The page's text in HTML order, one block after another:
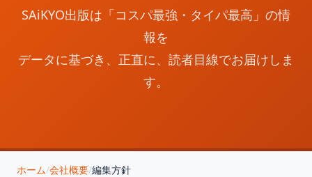
SAiKYO出版は「コスパ最強・タイパ最高」の情
報を
データに基づき、正直に、読者目線でお届けしま
す。
ホーム/会社概要/編集方針